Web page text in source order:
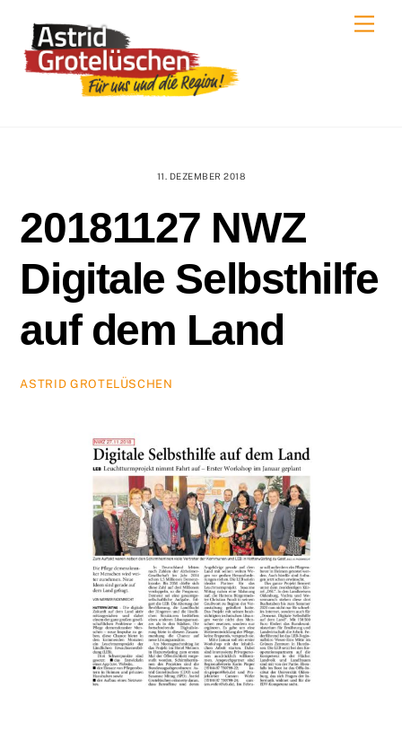
content
11. DEZEMBER 2018
20181127 NWZ
Digitale Selbsthilfe
auf dem Land
ASTRID GROTELÜSCHEN